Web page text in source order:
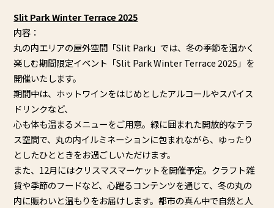
Slit Park Winter Terrace 2025
内容：
丸の内エリアの屋外空間「Slit Park」では、冬の季節を温かく
楽しむ期間限定イベント「Slit Park Winter Terrace 2025」を
開催いたします。
期間中は、 ホットワインをはじめとしたアルコールやスパイス
ドリンクなど、
心も体も温まるメニューをご用意。緑に囲まれた開放的なテラ
ス空間で、丸の内イルミネーションに包まれながら、 ゆったり
としたひとときをお過ごしいただけます。
また、12月にはクリスマスマーケットを開催予定。 クラフト雑
貨や季節のフードなど、心躍るコンテンツを通じて、冬の丸の
内に賑わいと温もりをお届けします。都市の真ん中で自然と人